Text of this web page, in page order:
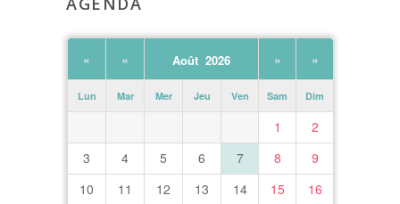
« « Août 2026 » »
Lun Mar Mer Jeu Ven Sam Dim
1
2
3
4 5 6 7 8
9
10
11 12 13 14 15
16